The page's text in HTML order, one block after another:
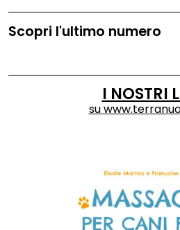
Scopri l'ultimo numero
I NOSTRI
su